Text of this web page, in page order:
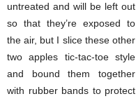
untreated and will be left out
so that they’re exposed to
the air, but I slice these other
two apples tic-tac-toe style
and bound them together
with rubber bands to protect